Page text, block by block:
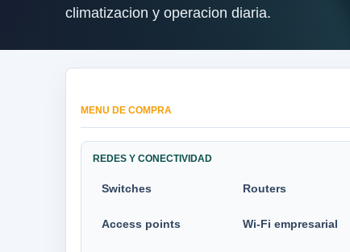
climatizacion y operacion diaria.
MENU DE COMPRA
REDES Y CONECTIVIDAD
Switches Routers
Access points Wi-Fi empresarial